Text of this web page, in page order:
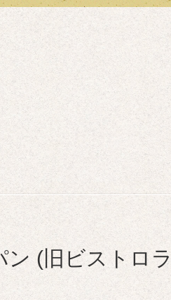
(旧ビストロ